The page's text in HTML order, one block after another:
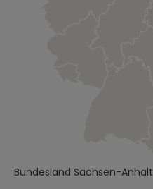
Bundesland Sachsen-Anhalt